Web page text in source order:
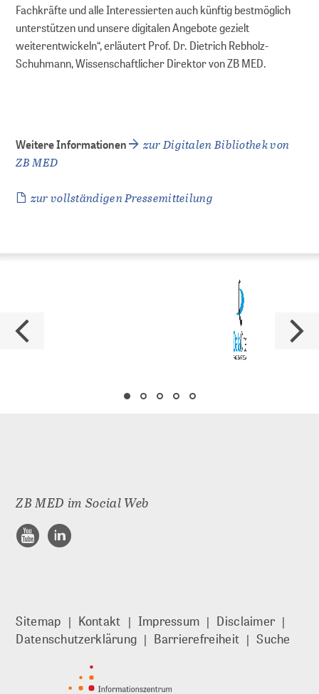
Fachkräfte und alle Interessierten auch künftig bestmöglich
unterstützen und unsere digitalen Angebote gezielt
weiterentwickeln“, erläutert Prof. Dr. Dietrich Rebholz-
Schuhmann, Wissenschaftlicher Direktor von ZB MED.
Weitere Informationen
zur Digitalen Bibliothek von
ZB MED
zur vollständigen Pressemitteilung
ZB MED im Social Web
Sitemap Kontakt Impressum
Disclaimer
Datenschutzerklärung
Barrierefreiheit Suche